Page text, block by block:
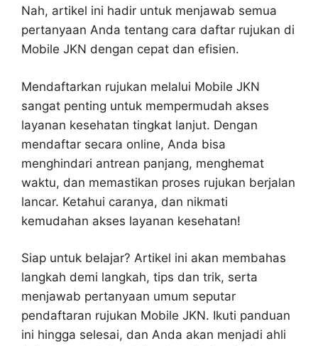
Nah, artikel ini hadir untuk menjawab semua
pertanyaan Anda tentang cara daftar rujukan di
Mobile JKN dengan cepat dan efisien.
Mendaftarkan rujukan melalui Mobile JKN
sangat penting untuk mempermudah akses
layanan kesehatan tingkat lanjut. Dengan
mendaftar secara online, Anda bisa
menghindari antrean panjang, menghemat
waktu, dan memastikan proses rujukan berjalan
lancar. Ketahui caranya, dan nikmati
kemudahan akses layanan kesehatan!
Siap untuk belajar? Artikel ini akan membahas
langkah demi langkah, tips dan trik, serta
menjawab pertanyaan umum seputar
pendaftaran rujukan Mobile JKN. Ikuti panduan
ini hingga selesai, dan Anda akan menjadi ahli